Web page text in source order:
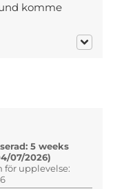
komme
5 weeks
07/2026)
för upplevelse: